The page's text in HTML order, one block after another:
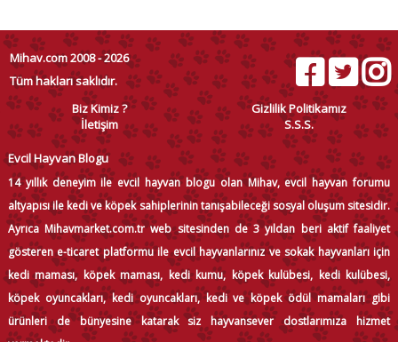
Mihav.com 2008 - 2026
Tüm hakları saklıdır.
Biz Kimiz ?
Gizlilik Politikamız
İletişim
S.S.S.
Evcil Hayvan Blogu
14 yıllık deneyim ile evcil hayvan blogu olan Mihav, evcil hayvan forumu
altyapısı ile kedi ve köpek sahiplerinin tanışabileceği sosyal oluşum sitesidir.
Ayrıca Mihavmarket.com.tr web sitesinden de 3 yıldan beri aktif faaliyet
gösteren e-ticaret platformu ile evcil hayvanlarınız ve sokak hayvanları için
kedi maması, köpek maması, kedi kumu, köpek kulübesi, kedi kulübesi,
köpek oyuncakları, kedi oyuncakları, kedi ve köpek ödül mamaları gibi
ürünleri de bünyesine katarak siz hayvansever dostlarımıza hizmet